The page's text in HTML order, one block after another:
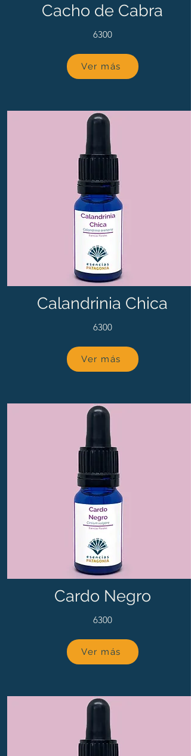
Cacho de Cabra
6300
Ver más
Calandrinia Chica
6300
Ver más
Cardo Negro
6300
Ver más